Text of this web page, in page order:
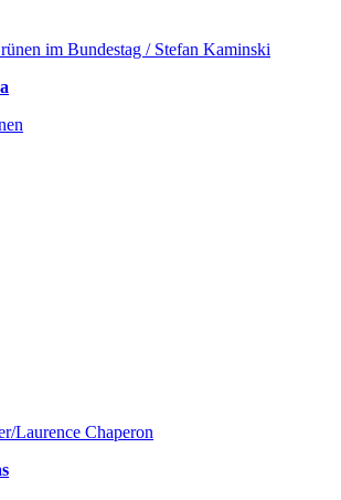
im Bundestag / Stefan Kaminski
Laurence Chaperon